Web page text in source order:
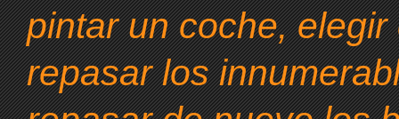
pintar un coche,
repasar los